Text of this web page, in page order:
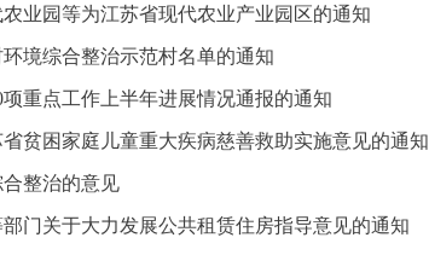
业园等为江苏省现代农业产业园区的通知
境综合整治示范村名单的通知
重点工作上半年进展情况通报的通知
贫困家庭儿童重大疾病慈善救助实施意见的通知
整治的意见
门关于大力发展公共租赁住房指导意见的通知